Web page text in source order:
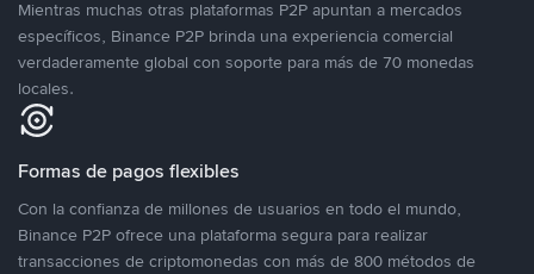
Mientras muchas otras plataformas P2P apuntan a mercados
específicos, Binance P2P brinda una experiencia comercial
verdaderamente global con soporte para más de 70 monedas
locales.
Formas de pagos flexibles
Con la confianza de millones de usuarios en todo el mundo,
Binance P2P ofrece una plataforma segura para realizar
transacciones de criptomonedas con más de 800 métodos de